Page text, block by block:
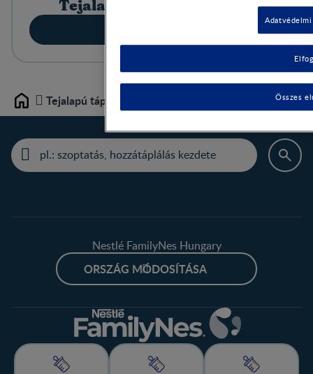
Tejalapú táplálás kisokos!
Home Tejalapú táplálás
Nestlé FamilyNes Hungary
ORSZÁG MÓDOSÍTÁSA
Összes